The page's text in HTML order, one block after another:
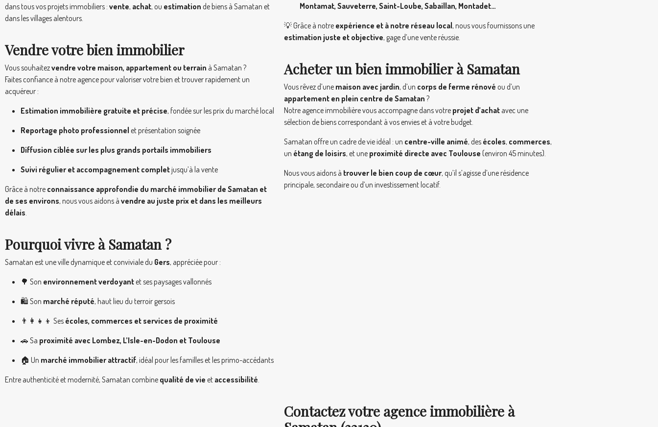
dans tous vos projets immobiliers : vente, achat, ou estimation de biens à Samatan et
dans les villages alentours.
Vendre votre bien immobilier
Vous souhaitezvendre votre maison, appartement ou terrain à Samatan ?
Faites confiance à notre agence pour valoriser votre bien et trouver rapidement un
acquéreur :
Estimation immobilière gratuite et précise, fondée sur les prix du marché local
Reportage photo professionnel et présentation soignée
Diffusion ciblée sur les plus grands portails immobiliers
Suivi régulier et accompagnement completjusqu’à la vente
Grâce à notre connaissance approfondie du marché immobilier de Samatan et
de ses environs, nous vous aidons à vendre au juste prix et dans les meilleurs
délais
Pourquoi vivre à Samatan ?
Samatan est une ville dynamique et conviviale du Gers, appréciée pour :
🌳 Son environnement verdoyantet ses paysages vallonnés
🛍️ Son marché réputé, haut lieu du terroir gersois
👨‍👩‍👧‍👦 Ses écoles, commerces et services de proximité
🚗 Sa proximité avec Lombez, L’Isle-en-Dodon et Toulouse
🏠 Un marché immobilier attractif, idéal pour les familles et les primo-accédants
Entre authenticité et modernité, Samatan combine qualité de vie et accessibilité
Montamat, Sauveterre, Saint-Loube, Sabaillan, Montadet…
💡 Grâce à notre expérience et à notre réseau local, nous vous fournissons une
estimation juste et objective, gage d’une vente réussie.
Acheter un bien immobilier à Samatan
Vous rêvez d’une maison avec jardin, d’un corps de ferme rénové ou d’un
appartement en plein centre de Samatan ?
Notre agence immobilière vous accompagne dans votre projet d’achat avec une
sélection de biens correspondant à vos envies et à votre budget.
Samatan offre un cadre de vie idéal : un centre-ville animé, des écoles, commerces,
un étang de loisirs, et une proximité directe avec Toulouse (environ 45 minutes).
Nous vous aidons à trouver le bien coup de cœur, qu’il s’agisse d’une résidence
principale, secondaire ou d’un investissement locatif.
Contactez votre agence immobilière à